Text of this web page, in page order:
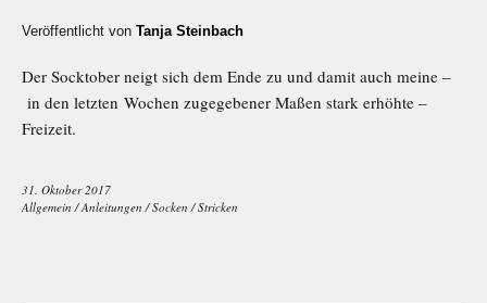
Veröffentlicht von Tanja Steinbach
Der Socktober neigt sich dem Ende zu und damit auch meine –
in den letzten Wochen zugegebener Maßen stark erhöhte –
Freizeit.
31. Oktober 2017
Allgemein /Anleitungen /Socken /Stricken